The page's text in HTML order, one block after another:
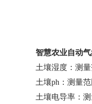
智慧农业自动
土壤湿度：测
土壤ph：测量
土壤电导率：